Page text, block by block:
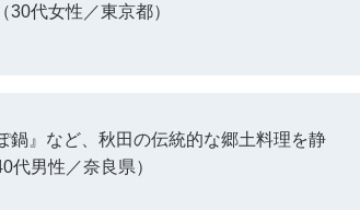
代女性／東京都）
鍋』など、秋田の伝統的な郷土料理を静
男性／奈良県）